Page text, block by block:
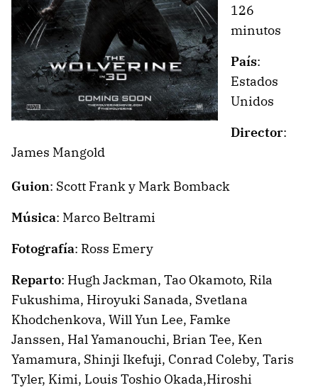
126
minutos
País:
Estados
Unidos
Director:
James Mangold
Guion: Scott Frank y Mark Bomback
Música: Marco Beltrami
Fotografía: Ross Emery
Reparto: Hugh Jackman, Tao Okamoto, Rila
Fukushima, Hiroyuki Sanada, Svetlana
Khodchenkova, Will Yun Lee, Famke
Janssen, Hal Yamanouchi, Brian Tee, Ken
Yamamura, Shinji Ikefuji, Conrad Coleby, Taris
Tyler, Kimi, Louis Toshio Okada,Hiroshi